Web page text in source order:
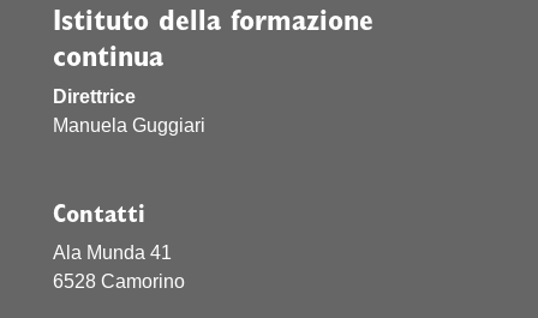
Istituto della formazione
continua
Direttrice
Manuela Guggiari
Contatti
Ala Munda 41
6528 Camorino